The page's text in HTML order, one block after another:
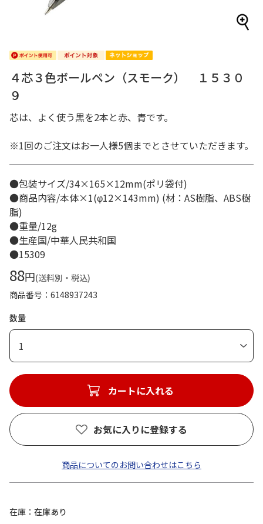
４芯３色ボールペン（スモーク） １５３０
９
芯は、よく使う黒を2本と赤、青です。
※1回のご注文はお一人様5個までとさせていただきます。
●包装サイズ/34×165×12mm(ポリ袋付)
●商品内容/本体×1(φ12×143mm) (材：AS樹脂、ABS樹
脂)
●重量/12g
●生産国/中華人民共和国
●15309
88円(送料別・税込)
商品番号
6148937243
数量
1
カートに入れる
お気に入りに登録する
商品についてのお問い合わせはこちら
在庫
在庫あり